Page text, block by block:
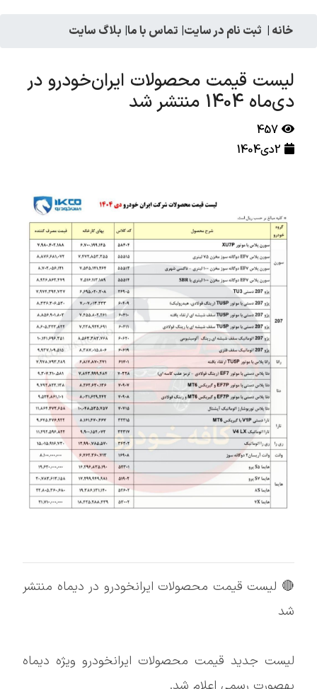
خانه | ثبت نام در سایت| تماس با ما| بلاگ سایت
لیست قیمت محصولات ایران‌خودرو در
دی‌ماه 1404 منتشر شد
457
2دی1404
🔴 لیست قیمت محصولات ایرانخودرو در دیماه منتشر
شد
لیست جدید قیمت محصولات ایرانخودرو ویژه دیماه